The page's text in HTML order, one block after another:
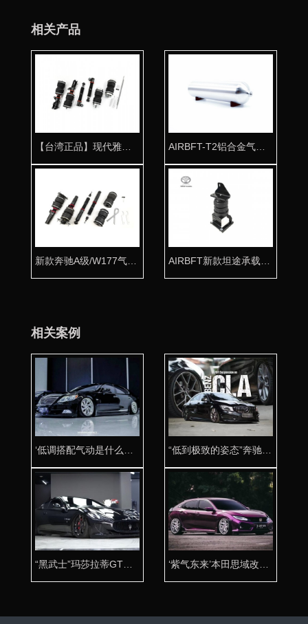
相关产品
【台湾正品】现代雅绅特气动避震专用桶身 姿态专享 AIRBFT-T2铝合金气瓶 一体成型高压防爆
新款奔驰A级/W177气动避震专用桶身 AIRBFT新款坦途承载气囊套件
相关案例
‘低调搭配气动是什么感觉’雷克萨斯LS改装AIRBFT气动避震 “低到极致的姿态”奔驰CLA改装AIRBFT气动避震
“黑武士”玛莎拉蒂GT改装AIRBFT气动避震案例 ‘紫气东来’本田思域改装AIRBFT气动避震